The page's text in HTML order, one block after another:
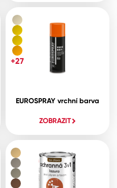
EUROSPRAY vrchní barva
ZOBRAZIT
+27